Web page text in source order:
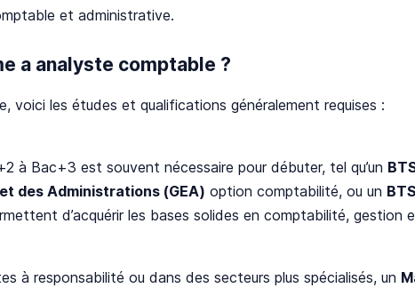
et administrative.
a analyste comptable ?
voici les études et qualifications généralement requises :
à Bac+3 est souvent nécessaire pour débuter, tel qu’un
des Administrations (GEA) option comptabilité, ou un
d’acquérir les bases solides en comptabilité, gestion
à responsabilité ou dans des secteurs plus spécialisés, un